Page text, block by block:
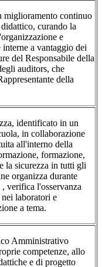
miglioramento continuo
curando la
e
a vantaggio dei
del Responsabile della
auditors, che
della
identificato in un
in collaborazione
all'interno della
formazione,
la sicurezza in tutti gli
organizza durante
verifica l'osservanza
laboratori e
a tema.
Amministrativo
competenze, allo
e di progetto